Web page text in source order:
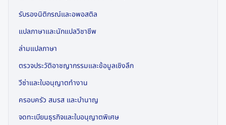
รับรองนิติกรณ์และอพอสติล
แปลภาษาและนักแปลวิชาชีพ
ล่ามแปลภาษา
ตรวจประวัติอาชญากรรมและข้อมูลเชิงลึก
วีซ่าและใบอนุญาตทำงาน
ครอบครัว สมรส และบำนาญ
จดทะเบียนธุรกิจและใบอนุญาตพิเศษ